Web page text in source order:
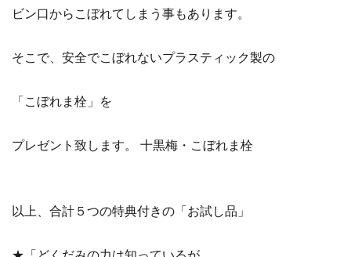
ビン口からこぼれてしまう事もあります。
そこで、安全でこぼれないプラスティック製の
「こぼれま栓」を
プレゼント致します。 十黒梅・こぼれま栓
以上、合計５つの特典付きの「お試し品」